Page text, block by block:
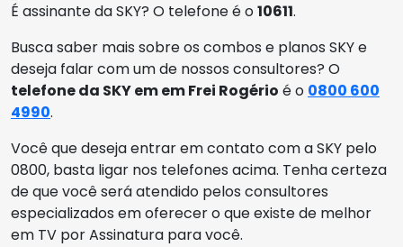
É assinante da SKY? O telefone é o10611.
Busca saber mais sobre os combos e planos SKY e
deseja falar com um de nossos consultores? O
telefone da SKY em em Frei Rogério é o 0800 600
4990.
Você que deseja entrar em contato com a SKY pelo
0800, basta ligar nos telefones acima. Tenha certeza
de que você será atendido pelos consultores
especializados em oferecer o que existe de melhor
em TV por Assinatura para você.